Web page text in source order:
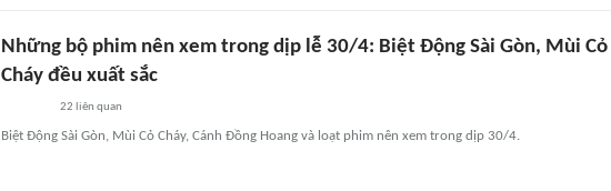
Những bộ phim nên xem trong dịp lễ 30/4: Biệt Động Sài Gòn, Mùi Cỏ
Cháy đều xuất sắc
22 liên quan
Biệt Động Sài Gòn, Mùi Cỏ Cháy, Cánh Đồng Hoang và loạt phim nên xem trong dịp 30/4.